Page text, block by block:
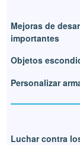
Mejoras de
importantes
Objetos
Personalizar
Luchar contra